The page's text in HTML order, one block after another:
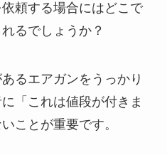
頼する場合にはどこで
るでしょうか？
るエアガンをうっかり
「これは値段が付きま
ことが重要です。